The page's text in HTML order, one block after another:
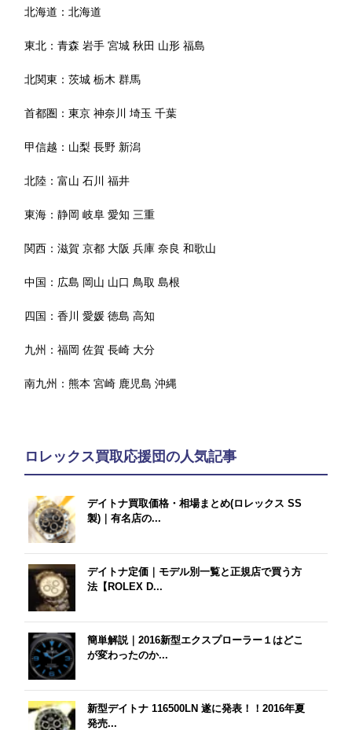
北海道：北海道
東北：青森 岩手 宮城 秋田 山形 福島
北関東：茨城 栃木 群馬
首都圏：東京 神奈川 埼玉 千葉
甲信越： 山梨 長野 新潟
北陸：富山 石川 福井
東海：静岡 岐阜 愛知 三重
関西：滋賀 京都 大阪 兵庫 奈良 和歌山
中国： 広島 岡山 山口 鳥取 島根
四国：香川 愛媛 徳島 高知
九州：福岡 佐賀 長崎 大分
南九州：熊本 宮崎 鹿児島 沖縄
ロレックス買取応援団の人気記事
デイトナ買取価格・相場まとめ(ロレックス SS
製)｜有名店の...
デイトナ定価｜モデル別一覧と正規店で買う方
法【ROLEX D...
簡単解説｜2016新型エクスプローラー１はどこ
が変わったのか...
新型デイトナ 116500LN 遂に発表！！2016年夏
発売...